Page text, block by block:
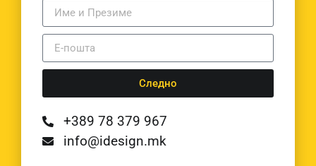
Следно
+389 78 379 967
info@idesign.mk